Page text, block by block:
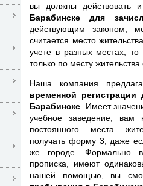
вы должны действовать
Барабинске для
действующим законом,
считается место
учете в разных местах,
только по месту
Наша компания
временной
Барабинске . Имеет
учебное заведение, вам
постоянного места
получать форму 3, даже
же городе. Формально
прописка, имеют
нашей помощью, вы